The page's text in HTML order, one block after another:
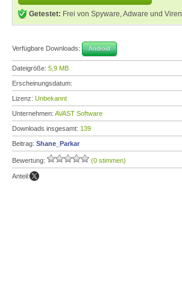
Getestet: Frei von Spyware, Adware und Viren
Verfügbare Downloads: Android
Dateigröße: 5,9 MB
Erscheinungsdatum:
Lizenz: Unbekannt
Unternehmen: AVAST Software
Downloads insgesamt: 139
Beitrag: Shane_Parkar
Bewertung: (0 stimmen)
Anteil: